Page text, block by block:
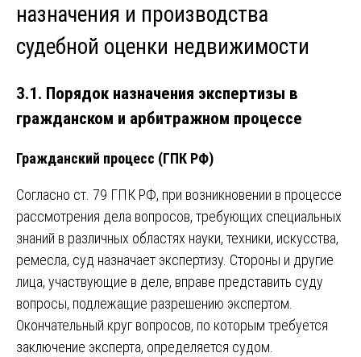
назначения и производства
судебной оценки недвижимости
3.1. Порядок назначения экспертизы в
гражданском и арбитражном процессе
Гражданский процесс (ГПК РФ)
Согласно ст. 79 ГПК РФ, при возникновении в процессе
рассмотрения дела вопросов, требующих специальных
знаний в различных областях науки, техники, искусства,
ремесла, суд назначает экспертизу. Стороны и другие
лица, участвующие в деле, вправе представить суду
вопросы, подлежащие разрешению экспертом.
Окончательный круг вопросов, по которым требуется
заключение эксперта, определяется судом.